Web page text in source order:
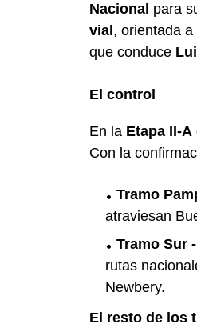
Nacional para
vial , orientada
que conduce
El control
En la Etapa II-A
Con la
Tramo
atraviesan
Tramo Sur
rutas
Newbery.
El resto de los